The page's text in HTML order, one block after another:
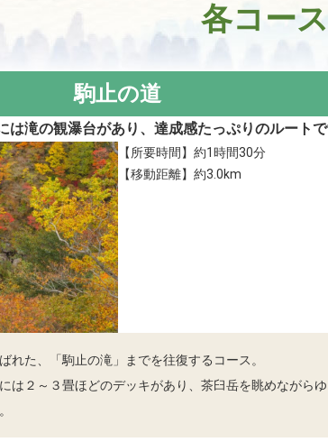
各コー
駒止の道
は滝の観瀑台があり、達成感たっぷりのルートで
【所要時間】約1時間30分
【移動距離】約3.0km
れた、「駒止の滝」までを往復するコース。
は２～３畳ほどのデッキがあり、茶臼岳を眺めながらゆ